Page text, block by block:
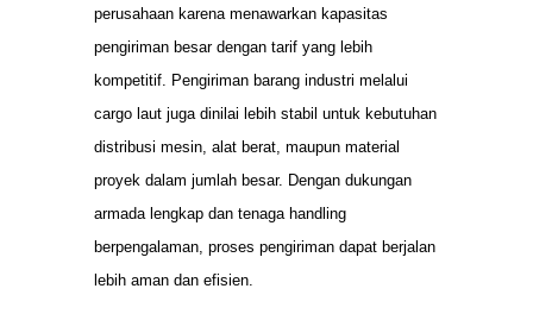
perusahaan karena menawarkan kapasitas
pengiriman besar dengan tarif yang lebih
kompetitif. Pengiriman barang industri melalui
cargo laut juga dinilai lebih stabil untuk kebutuhan
distribusi mesin, alat berat, maupun material
proyek dalam jumlah besar. Dengan dukungan
armada lengkap dan tenaga handling
berpengalaman, proses pengiriman dapat berjalan
lebih aman dan efisien.